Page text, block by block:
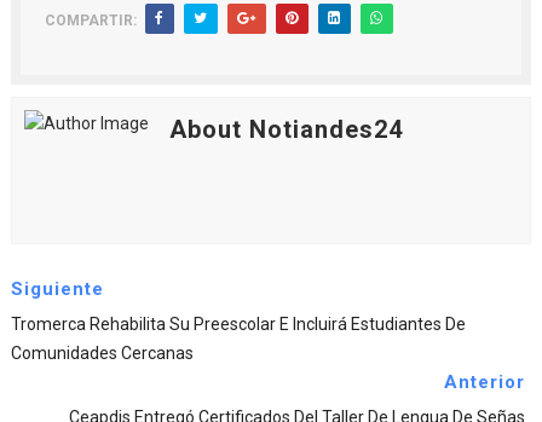
COMPARTIR:
About Notiandes24
Siguiente
Tromerca Rehabilita Su Preescolar E Incluirá Estudiantes De
Comunidades Cercanas
Anterior
Ceapdis Entregó Certificados Del Taller De Lengua De Señas